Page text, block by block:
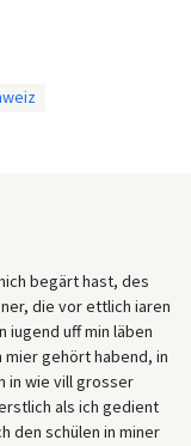
begärt hast, des
die vor ettlich iaren
iugend uff min läben
mier gehört habend, in
in wie vill grosser
als ich gedient
den schülen in miner